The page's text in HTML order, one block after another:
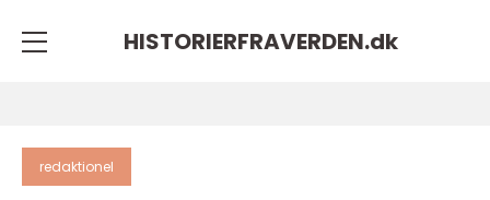
HISTORIERFRAVERDEN.dk
redaktionel